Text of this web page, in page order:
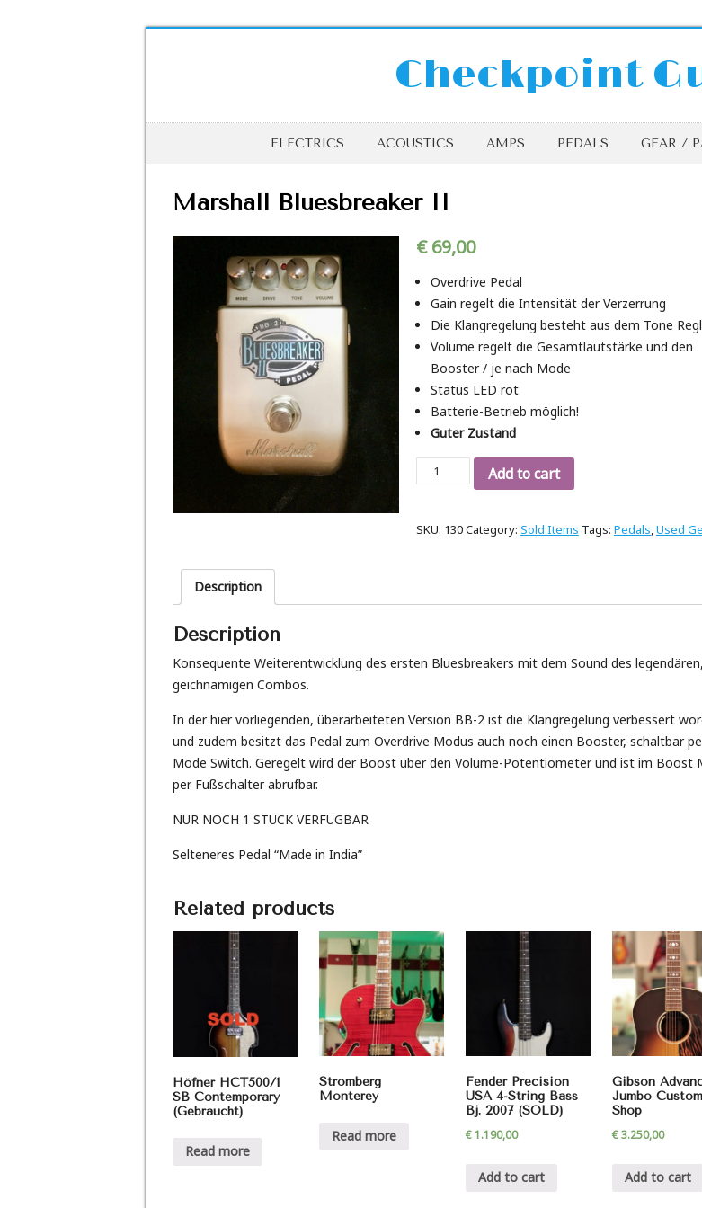
Checkpoint
ELECTRICS ACOUSTICS AMPS PEDALS GEAR /
Marshall Bluesbreaker II
€69,00
Overdrive Pedal
Gain regelt die Intensität der Verzerrung
Die Klangregelung besteht aus dem Tone
Volume regelt die Gesamtlautstärke und den
Booster / je nach Mode
Status LED rot
Batterie-Betrieb möglich!
Guter Zustand
Marshall
Bluesbreaker
quantity
Add to cart
SKU: 130Category: Sold Items Tags: Pedals,Used
Description
Description
Konsequente Weiterentwicklung des ersten Bluesbreakers mit dem Sound des legendären,
geichnamigen Combos.
In der hier vorliegenden, überarbeiteten Version BB-2 ist die Klangregelung verbessert
und zudem besitzt das Pedal zum Overdrive Modus auch noch einen Booster, schaltbar
Mode Switch. Geregelt wird der Boost über den Volume-Potentiometer und ist im Boost
per Fußschalter abrufbar.
NUR NOCH 1 STÜCK VERFÜGBAR
Selteneres Pedal “Made in India”
Related products
Höfner HCT500/1
SB Contemporary
(Gebraucht)
Read more
Stromberg
Monterey
Read more
Fender Precision
USA 4-String Bass
Bj. 2007 (SOLD)
€1.190,00
Add to cart
Gibson
Jumbo Custom
Shop
€3.250,00
Add to cart